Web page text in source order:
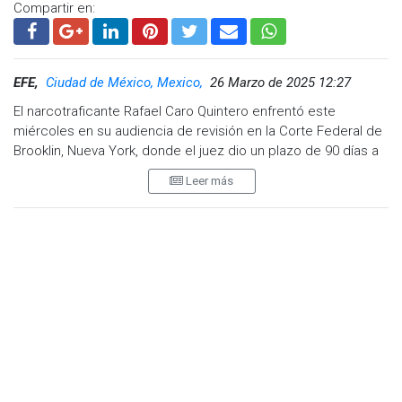
Compartir en:
EFE, Ciudad de México, Mexico, 26 Marzo de 2025 12:27
El narcotraficante Rafael Caro Quintero enfrentó este
miércoles en su audiencia de revisión en la Corte Federal de
Brooklin, Nueva York, donde el juez dio un plazo de 90 días a
los fiscales para definir si buscarán la pena de muerte para
quien fuera líder del Cártel de Guadalajara, posteriormente de
Sinaloa.
Leer más